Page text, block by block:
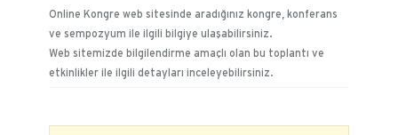
Online Kongre web sitesinde aradığınız kongre, konferans
ve sempozyum ile ilgili bilgiye ulaşabilirsiniz.
Web sitemizde bilgilendirme amaçlı olan bu toplantı ve
etkinlikler ile ilgili detayları inceleyebilirsiniz.